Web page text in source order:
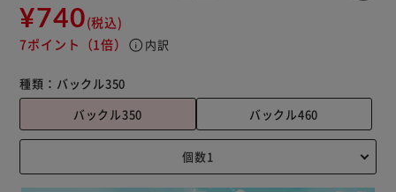
¥740(税込)
7ポイント （1倍） info 内訳
種類： バックル350
バックル350
バックル460